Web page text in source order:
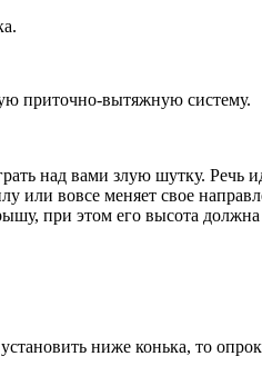
приточно-вытяжную систему.
над вами злую шутку. Речь
или вовсе меняет свое
при этом его высота
ниже конька, то